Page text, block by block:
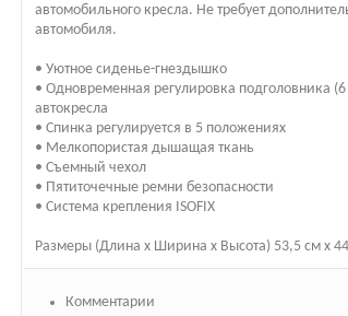
автомобильного кресла. Не требует
автомобиля.
• Уютное сиденье-гнездышко
• Одновременная регулировка подголовника
автокресла
• Спинка регулируется в 5 положениях
• Мелкопористая дышащая ткань
• Съемный чехол
• Пятиточечные ремни безопасности
• Система крепления ISOFIX
Размеры (Длина х Ширина х Высота) 53,5 см х
Комментарии